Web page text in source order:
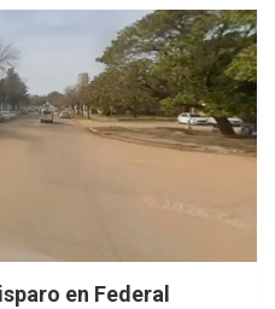
en Federal